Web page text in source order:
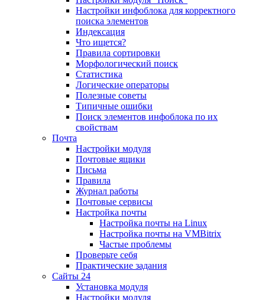
Настройки инфоблока для корректного
поиска элементов
Индексация
Что ищется?
Правила сортировки
Морфологический поиск
Статистика
Логические операторы
Полезные советы
Типичные ошибки
Поиск элементов инфоблока по их
свойствам
Почта
Настройки модуля
Почтовые ящики
Письма
Правила
Журнал работы
Почтовые сервисы
Настройка почты
Настройка почты на Linux
Настройка почты на VMBitrix
Частые проблемы
Проверьте себя
Практические задания
Сайты 24
Установка модуля
Настройки модуля